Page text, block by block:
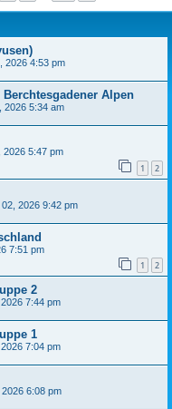
2026 4:53 pm
Alpen
2026 5:34 am
2026 5:47 pm
1 2
02, 2026 9:42 pm
7:51 pm
1 2
2
7:44 pm
1
7:04 pm
6:08 pm